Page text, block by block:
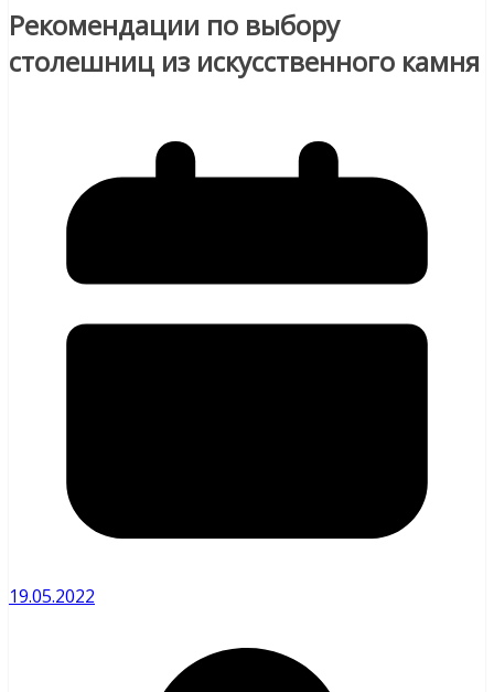
Рекомендации по выбору
столешниц из искусственного камня
19.05.2022